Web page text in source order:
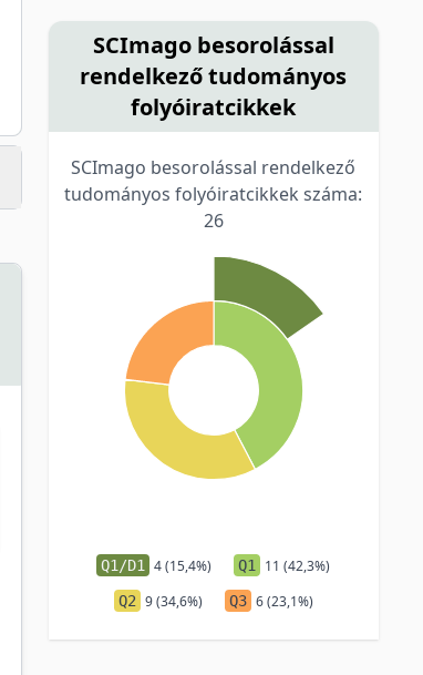
SCImago besorolással
rendelkező tudományos
folyóiratcikkek
SCImago besorolással rendelkező
tudományos folyóiratcikkek száma:
26
Q1/D1 4 (15,4%) Q1 11 (42,3%)
Q2 9 (34,6%) Q3 6 (23,1%)